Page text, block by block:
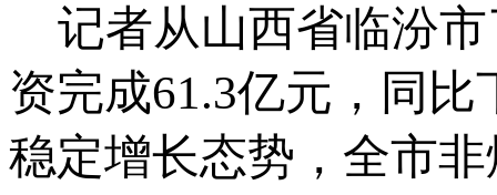
记者从山西省临汾市
资完成61.3亿元，同
稳定增长态势，全市